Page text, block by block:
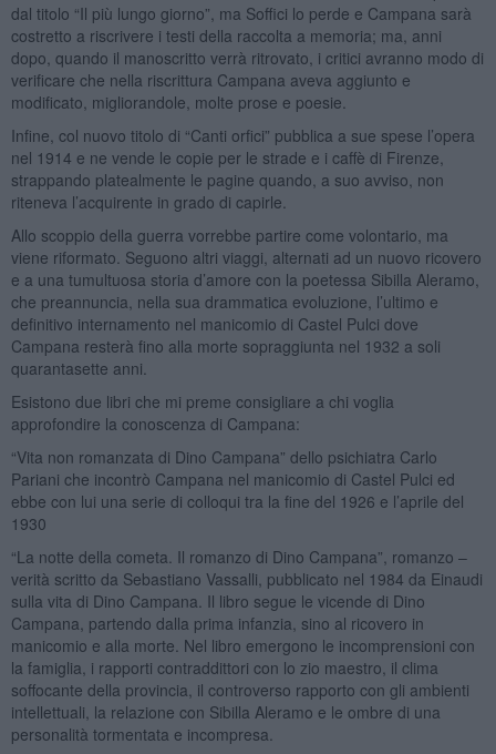
dal titolo “Il più lungo giorno”, ma Soffici lo perde e Campana sarà
costretto a riscrivere i testi della raccolta a memoria; ma, anni
dopo, quando il manoscritto verrà ritrovato, i critici avranno modo di
verificare che nella riscrittura Campana aveva aggiunto e
modificato, migliorandole, molte prose e poesie.
Infine, col nuovo titolo di “Canti orfici” pubblica a sue spese l’opera
nel 1914 e ne vende le copie per le strade e i caffè di Firenze,
strappando platealmente le pagine quando, a suo avviso, non
riteneva l’acquirente in grado di capirle.
Allo scoppio della guerra vorrebbe partire come volontario, ma
viene riformato. Seguono altri viaggi, alternati ad un nuovo ricovero
e a una tumultuosa storia d’amore con la poetessa Sibilla Aleramo,
che preannuncia, nella sua drammatica evoluzione, l’ultimo e
definitivo internamento nel manicomio di Castel Pulci dove
Campana resterà fino alla morte sopraggiunta nel 1932 a soli
quarantasette anni.
Esistono due libri che mi preme consigliare a chi voglia
approfondire la conoscenza di Campana:
“Vita non romanzata di Dino Campana” dello psichiatra Carlo
Pariani che incontrò Campana nel manicomio di Castel Pulci ed
ebbe con lui una serie di colloqui tra la fine del 1926 e l’aprile del
1930
“La notte della cometa. Il romanzo di Dino Campana”, romanzo –
verità scritto da Sebastiano Vassalli, pubblicato nel 1984 da Einaudi
sulla vita di Dino Campana. Il libro segue le vicende di Dino
Campana, partendo dalla prima infanzia, sino al ricovero in
manicomio e alla morte. Nel libro emergono le incomprensioni con
la famiglia, i rapporti contraddittori con lo zio maestro, il clima
soffocante della provincia, il controverso rapporto con gli ambienti
intellettuali, la relazione con Sibilla Aleramo e le ombre di una
personalità tormentata e incompresa.